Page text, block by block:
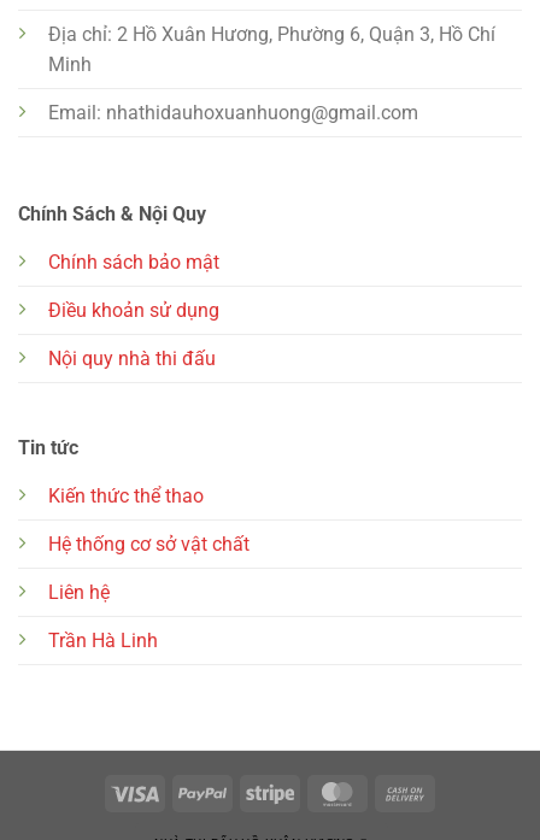
Chính Sách & Nội Quy
Chính sách bảo mật
Điều khoản sử dụng
Nội quy nhà thi đấu
Tin tức
Kiến thức thể thao
Hệ thống cơ sở vật chất
Liên hệ
Trần Hà Linh
Địa chỉ: 2 Hồ Xuân Hương, Phường 6, Quận 3, Hồ Chí
Minh
Email: nhathidauhoxuanhuong@gmail.com